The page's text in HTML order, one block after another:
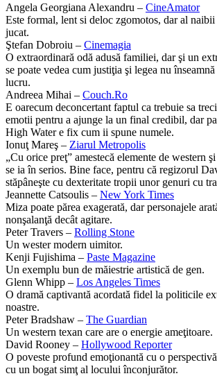
Angela Georgiana Alexandru – CineAmator
Este formal, lent si deloc zgomotos, dar al naibii
jucat.
Ştefan Dobroiu – Cinemagia
O extraordinară odă adusă familiei, dar şi un
se poate vedea cum justiţia şi legea nu
lucru.
Andreea Mihai – Couch.Ro
E oarecum deconcertant faptul ca trebuie sa
emotii pentru a ajunge la un final credibil, dar
High Water e fix cum ii spune numele.
Ionuţ Mareş – Ziarul Metropolis
„Cu orice preţ” amestecă elemente de western
se ia în serios. Bine face, pentru că regizorul
stăpâneşte cu dexteritate tropii unor genuri cu
Jeannette Catsoulis – New York Times
Miza poate părea exagerată, dar personajele
nonşalanţă decât agitare.
Peter Travers – Rolling Stone
Un wester modern uimitor.
Kenji Fujishima – Paste Magazine
Un exemplu bun de măiestrie artistică de gen.
Glenn Whipp – Los Angeles Times
O dramă captivantă acordată fidel la politicile
noastre.
Peter Bradshaw – The Guardian
Un western texan care are o energie ameţitoare.
David Rooney – Hollywood Reporter
O poveste profund emoţionantă cu o
cu un bogat simţ al locului înconjurător.